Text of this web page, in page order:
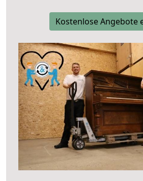
Kostenlose Angebote